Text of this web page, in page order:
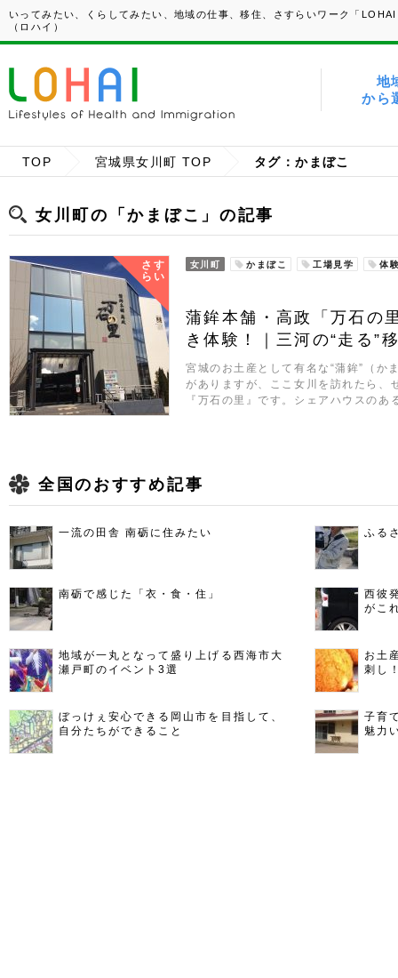
いってみたい、くらしてみたい、地域の仕事、移住、さすらいワーク「
（ロハイ）
地
から
TOP 宮城県女川町 TOP タグ：かまぼこ
女川町の「かまぼこ」の記事
さす
らい
女川町 かまぼこ 工場見学 体
蒲鉾本舗・高政「万石の
き体験！｜三河の“走る”
宮城のお土産として有名な“蒲鉾”（か
がありますが、ここ女川を訪れたら、
『万石の里』です。シェアハウスの
全国のおすすめ記事
一流の田舎 南砺に住みたい ふる
南砺で感じた「衣・食・住」
西彼
がこ
地域が一丸となって盛り上げる西海市大
瀬戸町のイベント3選
お土
刺し
ぼっけぇ安心できる岡山市を目指して、
自分たちができること
子育
魅力